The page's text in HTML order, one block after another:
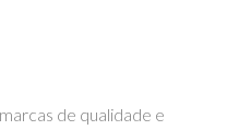
de qualidade e